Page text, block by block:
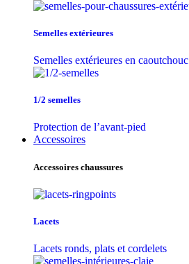
Semelles extérieures
Semelles extérieures en caoutchouc
1/2 semelles
Protection de l’avant-pied
Accessoires
Accessoires chaussures
Lacets
Lacets ronds, plats et cordelets